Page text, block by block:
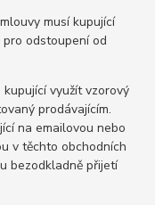
musí kupující
odstoupení od
využít vzorový
prodávajícím.
na emailovou nebo
v těchto obchodních
bezodkladně přijetí